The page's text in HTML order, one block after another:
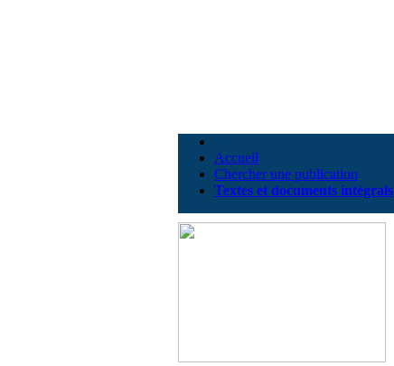
Accueil
Chercher une publication
Textes et documents intégrals